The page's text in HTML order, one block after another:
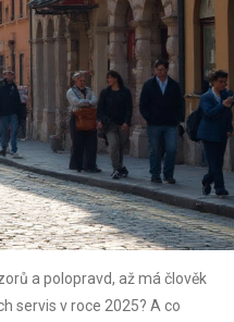
a polopravd, až má člověk
servis v roce 2025? A co